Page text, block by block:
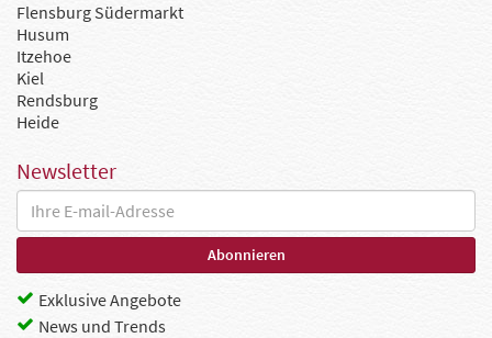
Flensburg Südermarkt
Husum
Itzehoe
Kiel
Rendsburg
Heide
Newsletter
Exklusive Angebote
News und Trends